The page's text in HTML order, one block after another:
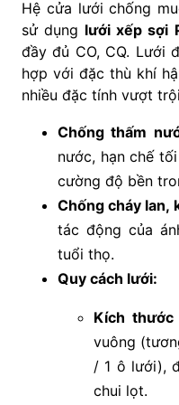
Hệ cửa lưới chống
sử dụng lưới xếp sợi
đầy đủ CO, CQ. Lưới
hợp với đặc thù khí
nhiều đặc tính vượt
Chống thấm
nước, hạn chế
cường độ bền
Chống cháy lan,
tác động của
tuổi thọ.
Quy cách lưới:
Kích
vuông
/ 1 ô lưới),
chui lọt.